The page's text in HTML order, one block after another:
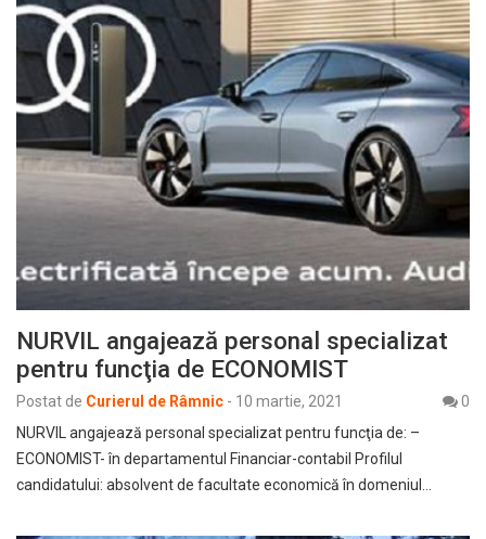
NURVIL angajează personal specializat
pentru funcţia de ECONOMIST
Postat de Curierul de Râmnic - 10 martie, 2021
0
NURVIL angajează personal specializat pentru funcţia de: –
ECONOMIST- în departamentul Financiar-contabil Profilul
candidatului: absolvent de facultate economică în domeniul…